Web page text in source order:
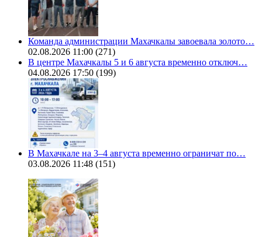
Команда администрации Махачкалы завоевала золото…
02.08.2026 11:00 (271)
В центре Махачкалы 5 и 6 августа временно отключ…
04.08.2026 17:50 (199)
В Махачкале на 3–4 августа временно ограничат по…
03.08.2026 11:48 (151)